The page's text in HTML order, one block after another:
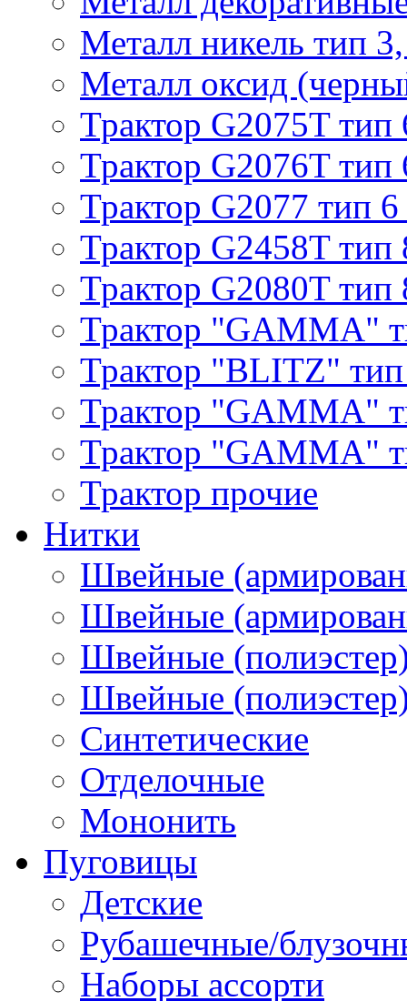
Металл никель тип
Металл оксид
Трактор G2075T тип
Трактор G2076T тип
Трактор G2077 тип 6
Трактор G2458T тип
Трактор G2080T тип
Трактор "GAMMA"
Трактор "BLITZ"
Трактор "GAMMA"
Трактор "GAMMA"
Трактор прочие
Нитки
Швейные
Швейные
Швейные
Швейные
Синтетические
Отделочные
Мононить
Пуговицы
Детские
Рубашечные/
Наборы ассорти